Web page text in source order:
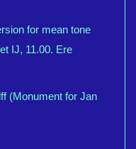
for mean tone
IJ, 11.00. Ere
(Monument for Jan